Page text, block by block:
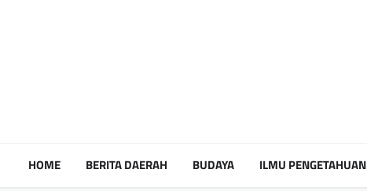
HOME BERITA DAERAH BUDAYA ILMU PENGETAHUAN